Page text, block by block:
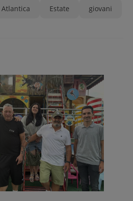
Atlantica Estate giovani